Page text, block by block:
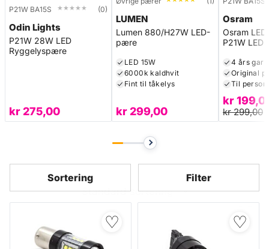
P21W BA15S ★★★★★
★★★★★ (0)
Odin Lights
P21W 28W LED
Ryggelyspære
kr275,00
LUMEN
Lumen 880/H27W LED-
pære
LED 15W
6000k kaldhvit
Fint til tåkelys
kr299,00
Osram
Osram
P21W LED
4 års
Original
Til
kr
kr299,00
Sortering Filter
♡ ♡